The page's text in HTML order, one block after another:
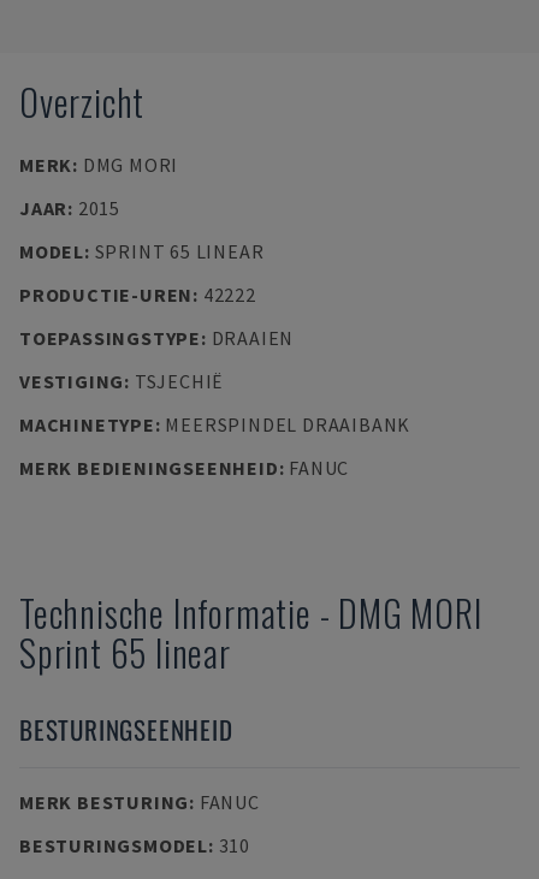
Overzicht
MERK: DMG MORI
JAAR: 2015
MODEL: SPRINT 65 LINEAR
PRODUCTIE-UREN: 42222
TOEPASSINGSTYPE: DRAAIEN
VESTIGING: TSJECHIË
MACHINETYPE: MEERSPINDEL DRAAIBANK
MERK BEDIENINGSEENHEID: FANUC
Technische Informatie - DMG MORI
Sprint 65 linear
BESTURINGSEENHEID
MERK BESTURING: FANUC
BESTURINGSMODEL: 310